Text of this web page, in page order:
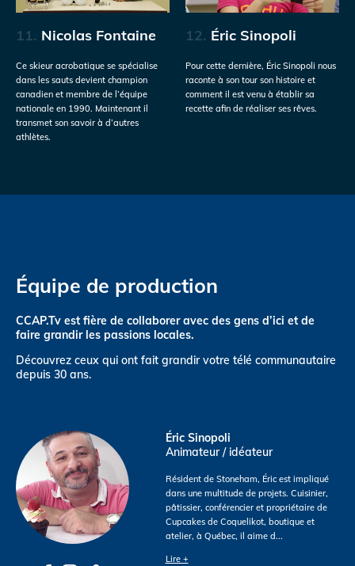
11. Nicolas Fontaine
Ce skieur acrobatique se spécialise
dans les sauts devient champion
canadien et membre de l’équipe
nationale en 1990. Maintenant il
transmet son savoir à d’autres
athlètes.
12. Éric Sinopoli
Pour cette dernière, Éric Sinopoli nous
raconte à son tour son histoire et
comment il est venu à établir sa
recette afin de réaliser ses rêves.
Équipe de production
CCAP.Tv est fière de collaborer avec des gens d’ici et de
faire grandir les passions locales.
Découvrez ceux qui ont fait grandir votre télé communautaire
depuis 30 ans.
Éric Sinopoli
Animateur / idéateur
Résident de Stoneham, Éric est impliqué
dans une multitude de projets. Cuisinier,
pâtissier, conférencier et propriétaire de
Cupcakes de Coquelikot, boutique et
atelier, à Québec, il aime d...
Lire +